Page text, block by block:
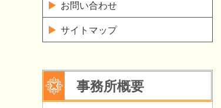
お問い合わせ
サイトマップ
事務所概要